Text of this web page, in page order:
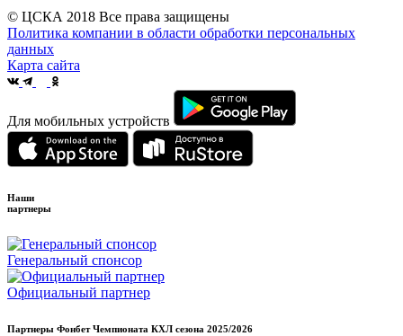
© ЦСКА 2018 Все права защищены
Политика компании в области обработки персональных
данных
Карта сайта
Для мобильных устройств
Наши
партнеры
Генеральный спонсор
Официальный партнер
Партнеры Фонбет Чемпионата КХЛ сезона 2025/2026